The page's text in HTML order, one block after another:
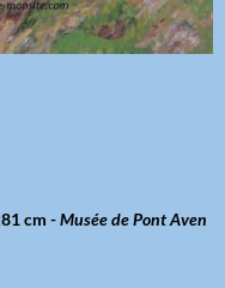
cm -Musée de Pont Aven